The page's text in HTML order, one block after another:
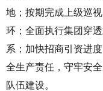
地；按期完成上级巡
环；全面执行集团穿
系；加快招商引资进
全生产责任，守牢安
队伍建设。